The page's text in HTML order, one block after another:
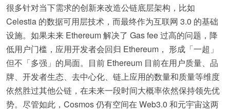
很多针对当下需求的创新来改造公链底层架构，比如
Celestia 的数据可用层技术，而最终作为互联网 3.0 的基础
设施。如果未来 Ethereum 解决了 Gas fee 过高的问题，降
低用户门槛，应用开发者会回归 Ethereum， 形成「一超」
但不「多强」的局面。目前 Ethereum 目前在用户质量、品
牌、开发者生态、去中心化、链上应用的数量和质量等维度
依然胜过其他公链，在未来一段时间大概率依然保持领先优
势。尽管如此，Cosmos 仍有空间在 Web3.0 和元宇宙这两